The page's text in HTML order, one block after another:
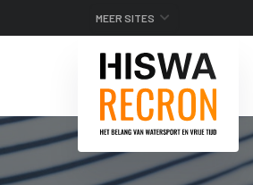
MEER SITES